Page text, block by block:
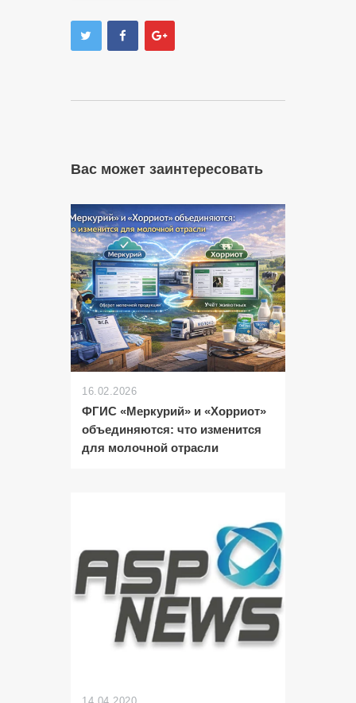
Вас может заинтересовать
16.02.2026
ФГИС «Меркурий» и «Хорриот»
объединяются: что изменится
для молочной отрасли